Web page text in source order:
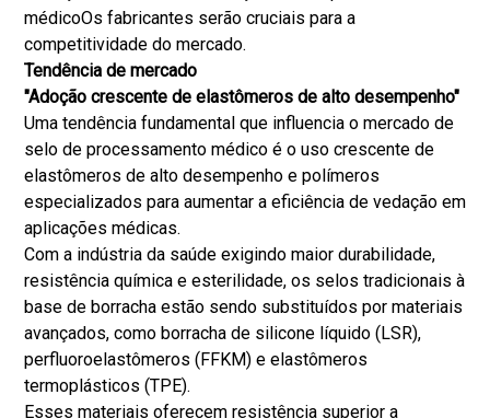
médicoOs fabricantes serão cruciais para a
competitividade do mercado.
Tendência de mercado
"Adoção crescente de elastômeros de alto desempenho"
Uma tendência fundamental que influencia o mercado de
selo de processamento médico é o uso crescente de
elastômeros de alto desempenho e polímeros
especializados para aumentar a eficiência de vedação em
aplicações médicas.
Com a indústria da saúde exigindo maior durabilidade,
resistência química e esterilidade, os selos tradicionais à
base de borracha estão sendo substituídos por materiais
avançados, como borracha de silicone líquido (LSR),
perfluoroelastômeros (FFKM) e elastômeros
termoplásticos (TPE).
Esses materiais oferecem resistência superior a